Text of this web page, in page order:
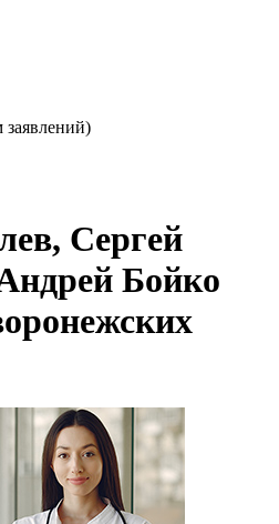
заявлений)
Сергей
Бойко